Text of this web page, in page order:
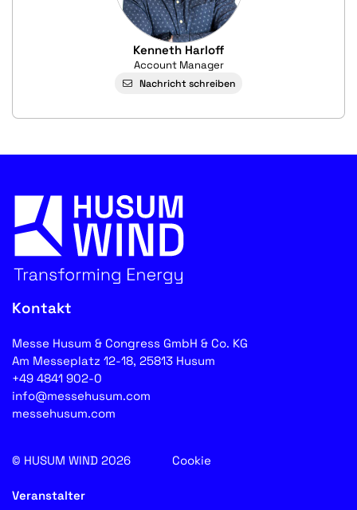
Kenneth Harloff
Account Manager
Nachricht schreiben
Kontakt
Messe Husum & Congress GmbH & Co. KG
Am Messeplatz 12-18, 25813 Husum
+49 4841 902-0
info@messehusum.com
messehusum.com
© HUSUM WIND 2026 Cookie
Veranstalter